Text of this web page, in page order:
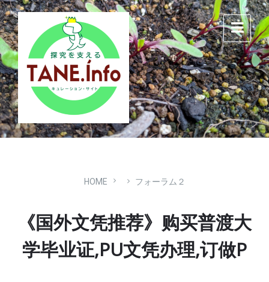
Skip
to
content
Skip
to
main
navigation
Skip
to
footer
HOME フォーラム２
《国外文凭推荐》购买普渡大
学毕业证,PU文凭办理,订做P